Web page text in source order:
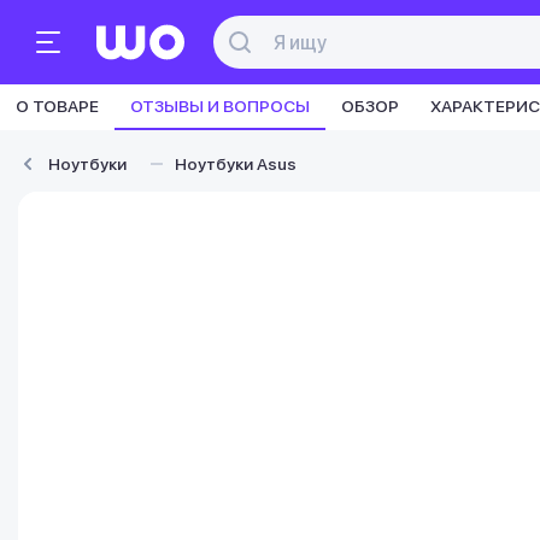
О ТОВАРЕ ОТЗЫВЫ И ВОПРОСЫ ОБЗОР
Ноутбуки Ноутбуки Asus